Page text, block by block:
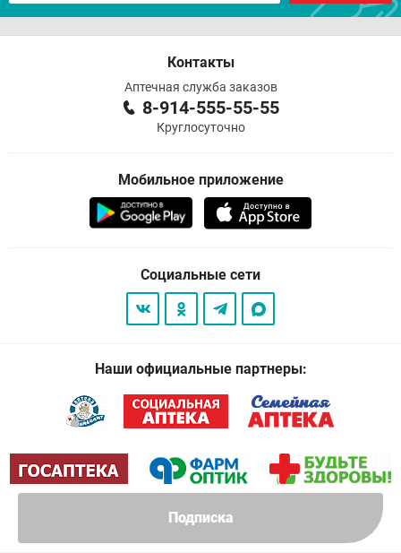
Подписка
Контакты
Аптечная служба заказов
8-914-555-55-55
Круглосуточно
Мобильное приложение
Социальные сети
Наши официальные партнеры: